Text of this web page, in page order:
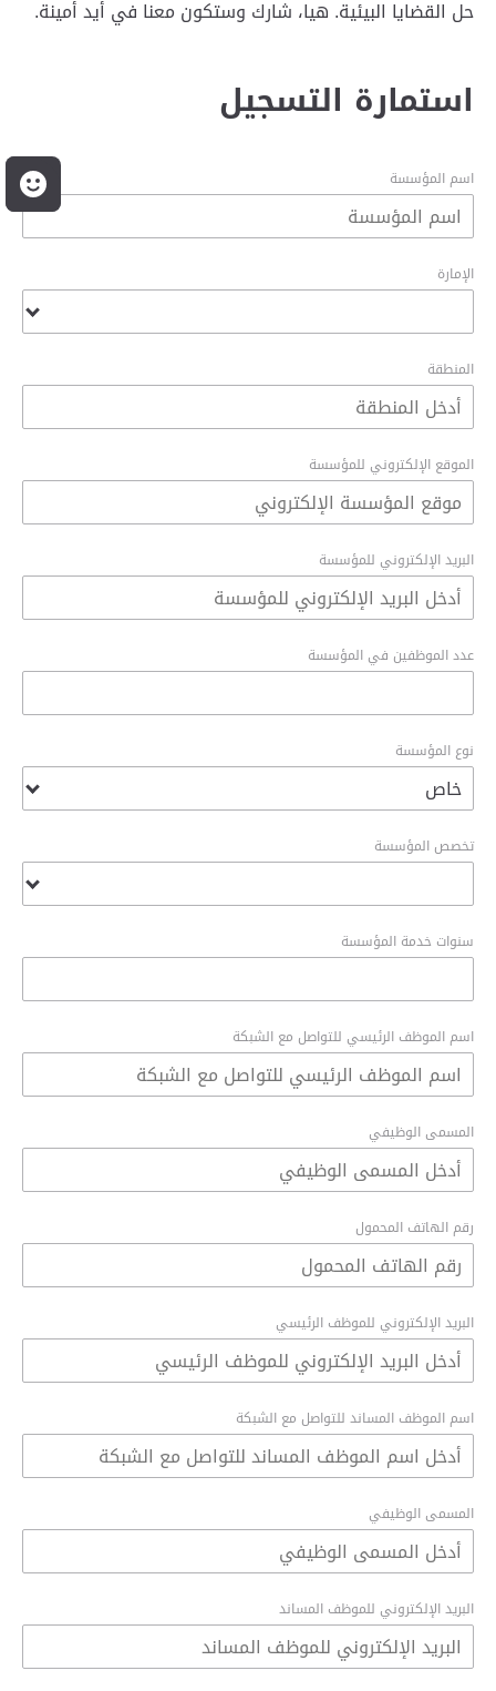
حل القضايا البيئية. هيا، شارك وستكون معنا في أيد أمينة.
استمارة التسجيل
اسم المؤسسة
الإمارة
المنطقة
الموقع الإلكتروني للمؤسسة
البريد الإلكتروني للمؤسسة
عدد الموظفين في المؤسسة
نوع المؤسسة
تخصص المؤسسة
سنوات خدمة المؤسسة
اسم الموظف الرئيسي للتواصل مع الشبكة
المسمى الوظيفي
رقم الهاتف المحمول
البريد الإلكتروني للموظف الرئيسي
اسم الموظف المساند للتواصل مع الشبكة
المسمى الوظيفي
البريد الإلكتروني للموظف المساند